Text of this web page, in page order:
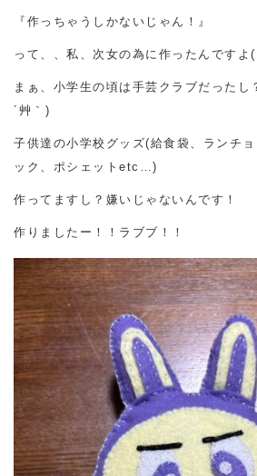
『作っちゃうしかないじゃん！』
って、、私、次女の為に作ったんですよ
まぁ、小学生の頃は手芸クラブだった
´艸｀)
子供達の小学校グッズ(給食袋、ランチ
ック、ポシェットetc…)
作ってますし？嫌いじゃないんです！
作りましたー！！ラブブ！！